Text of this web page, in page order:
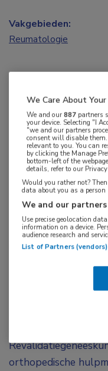
Op 1 mei is Han
Klinische
Universitair
Zijn leerstoel richt
fysiologische,
mechanismen van
bewegen, en het
innovatieve
technieken voor
integreren met de
samenwerken met
orthopedische
Vakgebieden:
Reumatologie
We Care About Your
We and our887 partners
your device. Selecting "I
"we and our partners
consent will disable them.
relevant to you. You can
by clicking the Manage
bottom-left of the
details, refer to our
Would you rather not?
data about you as a person
We and our
Use precise geolocation
information on a device.
audience research and
List of Partners (vendors)